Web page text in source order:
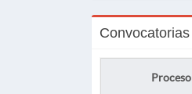
Convocatorias
Proceso